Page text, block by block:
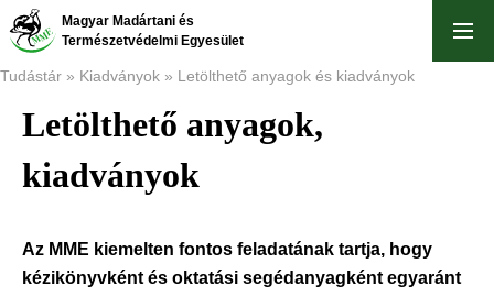
Ugrás
tartalomra
Magyar Madártani és
Természetvédelmi Egyesület
Morzsa
Tudástár Kiadványok Letölthető anyagok és kiadványok
Letölthető anyagok,
kiadványok
Az MME kiemelten fontos feladatának tartja, hogy
kézikönyvként és oktatási segédanyagként egyaránt